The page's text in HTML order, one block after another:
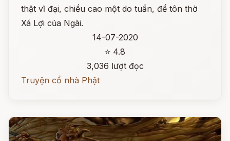
thật vĩ đại, chiều cao một do tuần, để tôn thờ
Xá Lợi của Ngài.
14-07-2020
⭐ 4.8
3,036 lượt đọc
Truyện cổ nhà Phật